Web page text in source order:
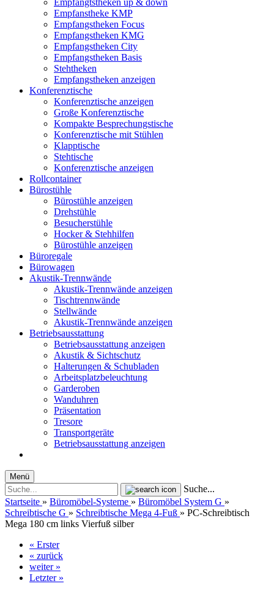
Empfangtstheken up & down
Empfanstheke KMP
Empfangstheken Focus
Empfangstheken KMG
Empfangstheken City
Empfangstheken Basis
Stehtheken
Empfangstheken anzeigen
Konferenztische
Konferenztische anzeigen
Große Konferenztische
Kompakte Besprechungstische
Konferenztische mit Stühlen
Klapptische
Stehtische
Konferenztische anzeigen
Rollcontainer
Bürostühle
Bürostühle anzeigen
Drehstühle
Besucherstühle
Hocker & Stehhilfen
Bürostühle anzeigen
Büroregale
Bürowagen
Akustik-Trennwände
Akustik-Trennwände anzeigen
Tischtrennwände
Stellwände
Akustik-Trennwände anzeigen
Betriebsausstattung
Betriebsausstattung anzeigen
Akustik & Sichtschutz
Halterungen & Schubladen
Arbeitsplatzbeleuchtung
Garderoben
Wanduhren
Präsentation
Tresore
Transportgeräte
Betriebsausstattung anzeigen
Menü
Suche...
Startseite » Büromöbel-Systeme » Büromöbel System G »
Schreibtische G » Schreibtische Mega 4-Fuß » PC-Schreibtisch
Mega 180 cm links Vierfuß silber
« Erster
« zurück
weiter »
Letzter »